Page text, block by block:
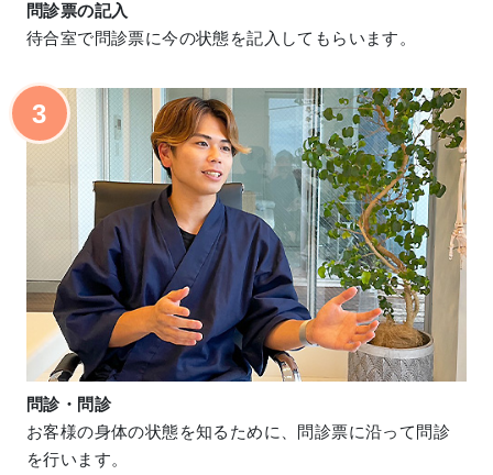
問診票の記入
待合室で問診票に今の状態を記入してもらいます。
3
問診・問診
お客様の身体の状態を知るために、問診票に沿って問診
を行います。